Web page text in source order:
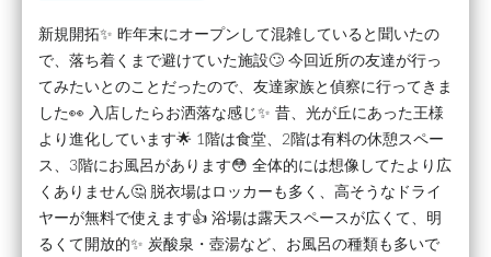
新規開拓✨ 昨年末にオープンして混雑していると聞いたの
で、落ち着くまで避けていた施設🙄 今回近所の友達が行っ
てみたいとのことだったので、友達家族と偵察に行ってきま
した👀 入店したらお洒落な感じ✨ 昔、光が丘にあった王様
より進化しています🌟 1階は食堂、2階は有料の休憩スペー
ス、3階にお風呂があります😳 全体的には想像してたより広
くありません🤔 脱衣場はロッカーも多く、高そうなドライ
ヤーが無料で使えます👍 浴場は露天スペースが広くて、明
るくて開放的✨ 炭酸泉・壺湯など、お風呂の種類も多いで